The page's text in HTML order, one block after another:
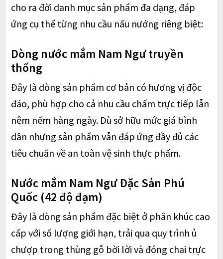
cho ra đời danh mục sản phẩm đa dạng, đáp
ứng cụ thể từng nhu cầu nấu nướng riêng biệt:
Dòng nước mắm Nam Ngư truyền
thống
Đây là dòng sản phẩm cơ bản có hương vị độc
đáo, phù hợp cho cả nhu cầu chấm trực tiếp lẫn
nêm nếm hàng ngày. Dù sở hữu mức giá bình
dân nhưng sản phẩm vẫn đáp ứng đầy đủ các
tiêu chuẩn về an toàn vệ sinh thực phẩm.
Nước mắm Nam Ngư Đặc Sản Phú
Quốc (42 độ đạm)
Đây là dòng sản phẩm đặc biệt ở phân khúc cao
cấp với số lượng giới hạn, trải qua quy trình ủ
chượp trong thùng gỗ bời lời và đóng chai trực